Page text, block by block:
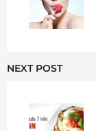
NEXT POST